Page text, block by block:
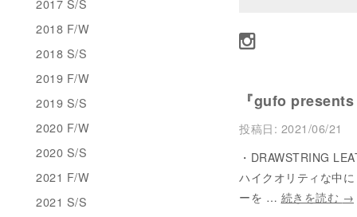
『gufo
投稿日: 2021/06/21
・DRAWSTRING
ハイクオリティな中
ーを … 続きを読む →
2017 S/S
2018 F/W
2018 S/S
2019 F/W
2019 S/S
2020 F/W
2020 S/S
2021 F/W
2021 S/S